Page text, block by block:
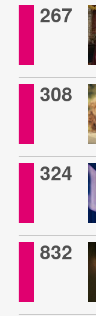
267
308
324
832